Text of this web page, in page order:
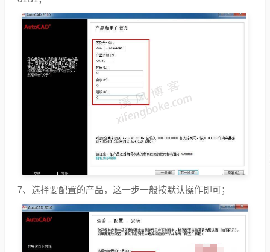
7、选择要配置的产品，这一步一般按默认操作即可；